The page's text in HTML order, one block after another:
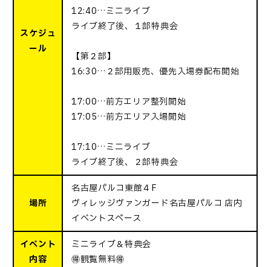
スケジュ
ール
12:40…ミニライブ
ライブ終了後、１部特典会
【第２部】
16:30…２部用販売、優先入場券配布開始
17:00…前方エリア整列開始
17:05…前方エリア入場開始
17:10…ミニライブ
ライブ終了後、２部特典会
場所
名古屋パルコ東館４F
ヴィレッジヴァンガード名古屋パルコ 店内
イベントスペース
イベント
内容
ミニライブ＆特典会
🉐観覧無料🉐